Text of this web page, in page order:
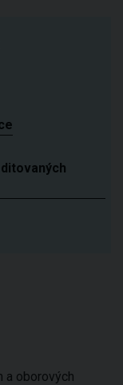
a oborových